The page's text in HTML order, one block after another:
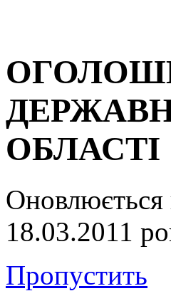
ОБЛАСТІ
18.03.2011
Пропустить